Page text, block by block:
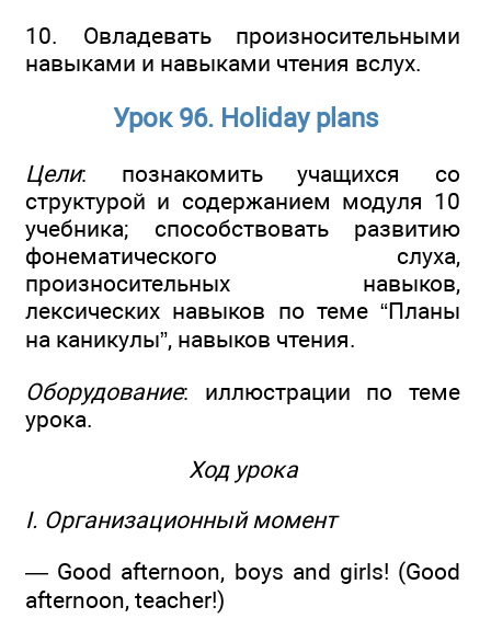
10. Овладевать произносительными
навыками и навыками чтения вслух.
Урок 96. Holiday plans
Цели: познакомить учащихся со
структурой и содержанием модуля 10
учебника; способствовать развитию
фонематического слуха,
произносительных навыков,
лексических навыков по теме “Планы
на каникулы”, навыков чтения.
Оборудование: иллюстрации по теме
урока.
Ход урока
I. Организационный момент
— Good afternoon, boys and girls! (Good
afternoon, teacher!)